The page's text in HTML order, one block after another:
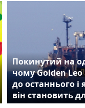
Покинутий на
чому Golden Leo
до останнього і
він становить